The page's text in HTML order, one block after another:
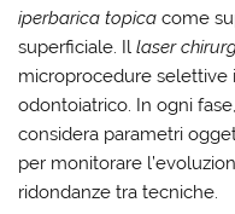
iperbarica topica come
superficiale. Illaser
microprocedure selettive
odontoiatrico. In ogni
considera parametri
per monitorare
ridondanze tra tecniche.